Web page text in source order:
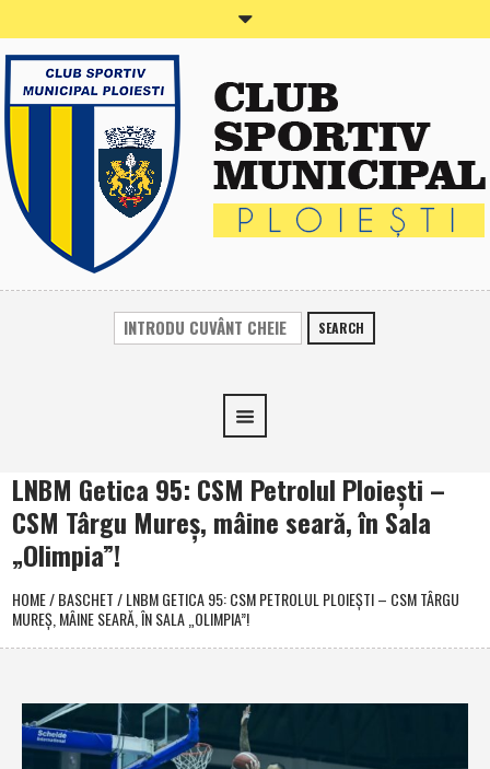
SEARCH
LNBM Getica 95: CSM Petrolul Ploieşti –
CSM Târgu Mureş, mâine seară, în Sala
„Olimpia”!
HOME/BASCHET/LNBM GETICA 95: CSM PETROLUL PLOIEŞTI – CSM TÂRGU
MUREŞ, MÂINE SEARĂ, ÎN SALA „OLIMPIA”!